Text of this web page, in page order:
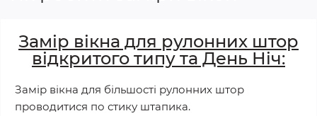
Замір вікна для рулонних штор
відкритого типу та День Ніч:
Замір вікна для більшості рулонних штор
проводитися по стику штапика.